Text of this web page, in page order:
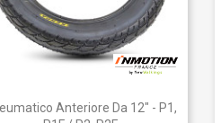
 Anteprima
Anteriore Da 12" - P1,